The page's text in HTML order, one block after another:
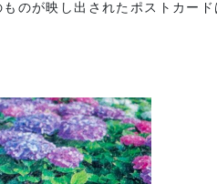
のが映し出されたポストカー